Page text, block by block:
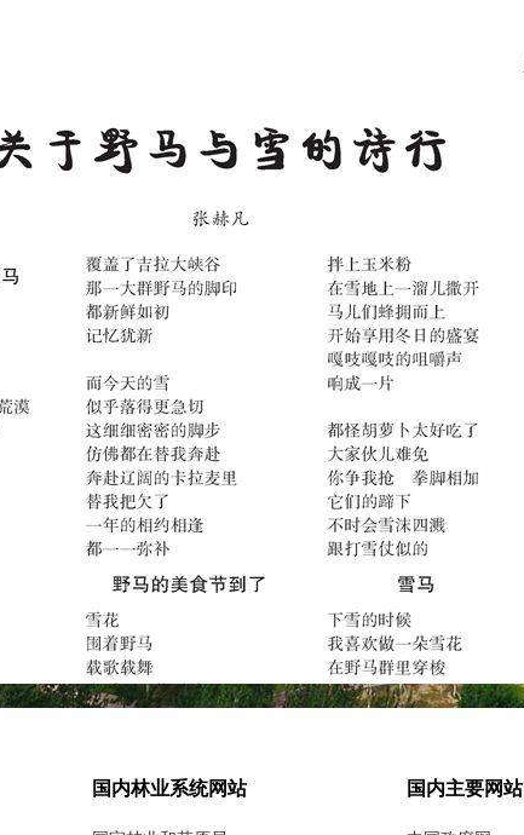
国内林业系统网站 国内主要网站